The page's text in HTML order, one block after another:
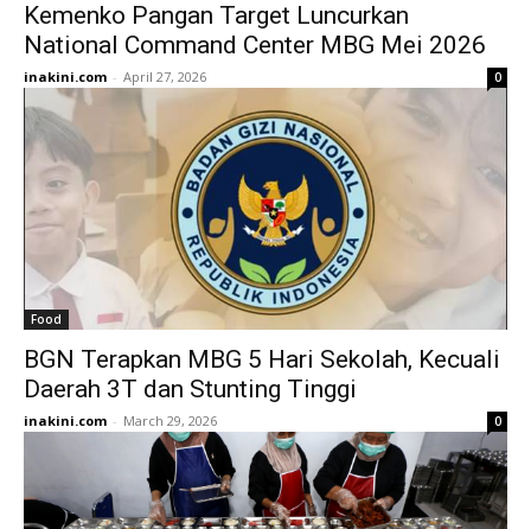
Kemenko Pangan Target Luncurkan
National Command Center MBG Mei 2026
inakini.com - April 27, 2026 0
Food
BGN Terapkan MBG 5 Hari Sekolah, Kecuali
Daerah 3T dan Stunting Tinggi
inakini.com - March 29, 2026 0